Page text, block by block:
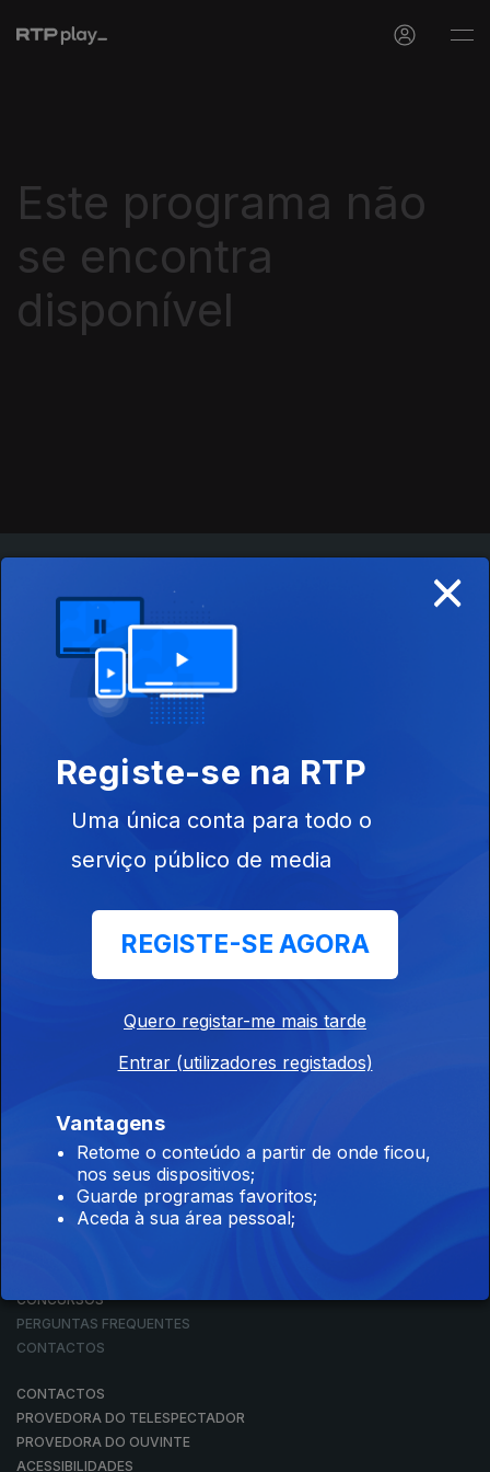
Este programa não
se encontra
disponível
Disponível para iOS, Android, Apple TV, Android TV e
RTP ARQUIVOS
RTP ENSINA
RTP PLAY
EM DIRETO
CONCURSOS
PERGUNTAS FREQUENTES
CONTACTOS
CONTACTOS
PROVEDORA DO TELESPECTADOR
PROVEDORA DO OUVINTE
ACESSIBILIDADES
×
Registe-se na RTP
Uma única conta para todo o
serviço público de media
REGISTE-SE AGORA
Quero registar-me mais tarde
Entrar (utilizadores registados)
Vantagens
Retome o conteúdo a partir de onde ficou,
nos seus dispositivos;
Guarde programas favoritos;
Aceda à sua área pessoal;